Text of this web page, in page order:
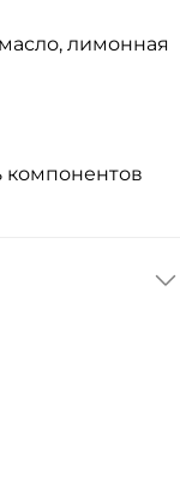
лимонная
компонентов